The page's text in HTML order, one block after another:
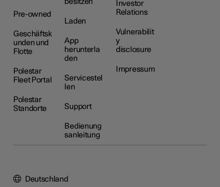
Pre-owned
Geschäftsk
unden und
Flotte
Polestar
Fleet Portal
Polestar
Standorte
besitzen
Laden
App
herunterla
den
Servicestel
len
Support
Bedienung
sanleitung
Investor
Relations
Vulnerabilit
y
disclosure
Impressum
Deutschland